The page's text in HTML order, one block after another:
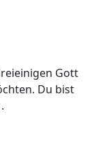
Gott
Du bist